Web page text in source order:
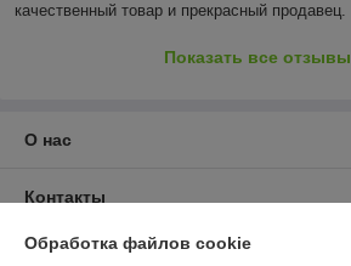
качественный товар и прекрасный продавец.
Показать все отзывы
О нас
Контакты
Доставка и оплата
Обработка файлов cookie